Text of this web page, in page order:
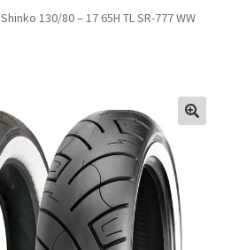
Shinko 130/80 – 17 65H TL SR-777 WW